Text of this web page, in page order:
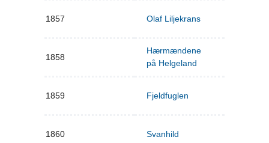
1857 Olaf Liljekrans
1858
Hærmændene
på Helgeland
1859 Fjeldfuglen
1860 Svanhild